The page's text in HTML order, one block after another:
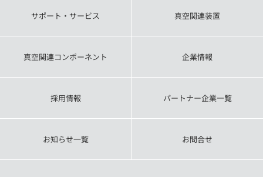
サポート・サービス 真空関連装置
真空関連コンポーネント 企業情報
採用情報 パートナー企業一覧
お知らせ一覧 お問合せ